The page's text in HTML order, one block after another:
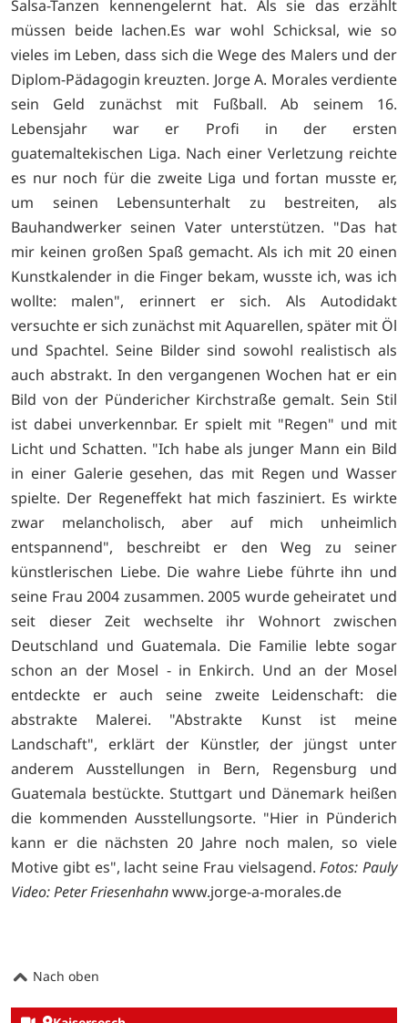
Salsa-Tanzen kennengelernt hat. Als sie das erzählt
müssen beide lachen.Es war wohl Schicksal, wie so
vieles im Leben, dass sich die Wege des Malers und der
Diplom-Pädagogin kreuzten. Jorge A. Morales verdiente
sein Geld zunächst mit Fußball. Ab seinem 16.
Lebensjahr war er Profi in der ersten
guatemaltekischen Liga. Nach einer Verletzung reichte
es nur noch für die zweite Liga und fortan musste er,
um seinen Lebensunterhalt zu bestreiten, als
Bauhandwerker seinen Vater unterstützen. "Das hat
mir keinen großen Spaß gemacht. Als ich mit 20 einen
Kunstkalender in die Finger bekam, wusste ich, was ich
wollte: malen", erinnert er sich. Als Autodidakt
versuchte er sich zunächst mit Aquarellen, später mit Öl
und Spachtel. Seine Bilder sind sowohl realistisch als
auch abstrakt. In den vergangenen Wochen hat er ein
Bild von der Pündericher Kirchstraße gemalt. Sein Stil
ist dabei unverkennbar. Er spielt mit "Regen" und mit
Licht und Schatten. "Ich habe als junger Mann ein Bild
in einer Galerie gesehen, das mit Regen und Wasser
spielte. Der Regeneffekt hat mich fasziniert. Es wirkte
zwar melancholisch, aber auf mich unheimlich
entspannend", beschreibt er den Weg zu seiner
künstlerischen Liebe. Die wahre Liebe führte ihn und
seine Frau 2004 zusammen. 2005 wurde geheiratet und
seit dieser Zeit wechselte ihr Wohnort zwischen
Deutschland und Guatemala. Die Familie lebte sogar
schon an der Mosel - in Enkirch. Und an der Mosel
entdeckte er auch seine zweite Leidenschaft: die
abstrakte Malerei. "Abstrakte Kunst ist meine
Landschaft", erklärt der Künstler, der jüngst unter
anderem Ausstellungen in Bern, Regensburg und
Guatemala bestückte. Stuttgart und Dänemark heißen
die kommenden Ausstellungsorte. "Hier in Pünderich
kann er die nächsten 20 Jahre noch malen, so viele
Motive gibt es", lacht seine Frau vielsagend.Fotos: Pauly
Video: Peter Friesenhahnwww.jorge-a-morales.de
Nach oben